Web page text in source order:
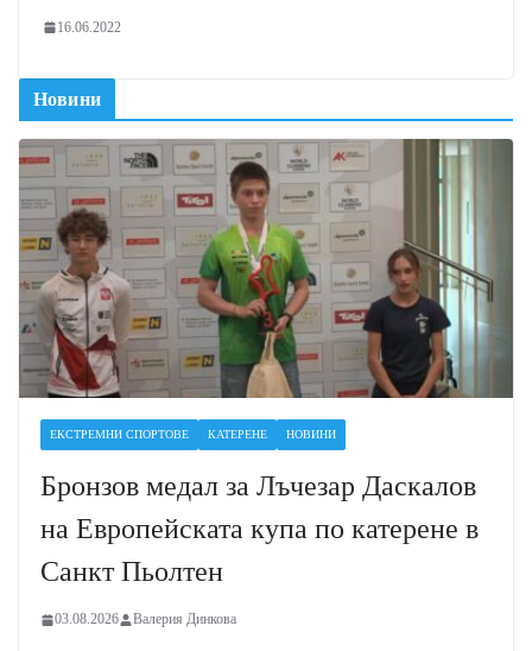
16.06.2022
Новини
ЕКСТРЕМНИ СПОРТОВЕ КАТЕРЕНЕ НОВИНИ
Бронзов медал за Лъчезар Даскалов
на Европейската купа по катерене в
Санкт Пьолтен
03.08.2026 Валерия Динкова